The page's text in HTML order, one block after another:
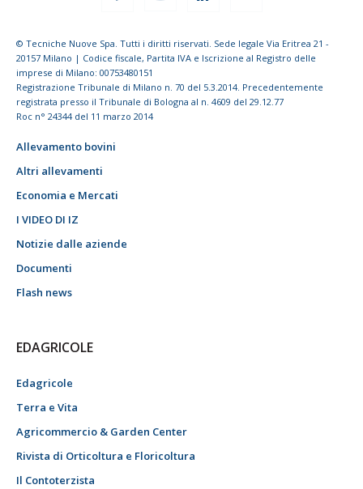
© Tecniche Nuove Spa. Tutti i diritti riservati. Sede legale Via Eritrea 21 -
20157 Milano | Codice fiscale, Partita IVA e Iscrizione al Registro delle
imprese di Milano: 00753480151
Registrazione Tribunale di Milano n. 70 del 5.3.2014. Precedentemente
registrata presso il Tribunale di Bologna al n. 4609 del 29.12.77
Roc n° 24344 del 11 marzo 2014
Allevamento bovini
Altri allevamenti
Economia e Mercati
I VIDEO DI IZ
Notizie dalle aziende
Documenti
Flash news
EDAGRICOLE
Edagricole
Terra e Vita
Agricommercio & Garden Center
Rivista di Orticoltura e Floricoltura
Il Contoterzista